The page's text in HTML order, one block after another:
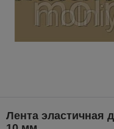
Лента эластичная